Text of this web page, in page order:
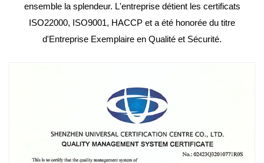
ensemble la splendeur. L'entreprise détient les certificats
ISO22000, ISO9001, HACCP et a été honorée du titre
d'Entreprise Exemplaire en Qualité et Sécurité.